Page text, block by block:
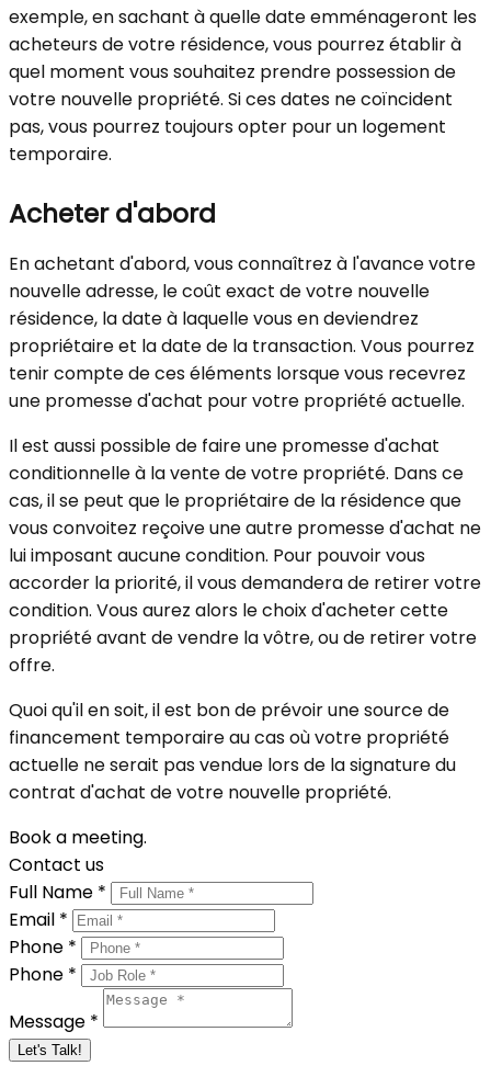
exemple, en sachant à quelle date emménageront les
acheteurs de votre résidence, vous pourrez établir à
quel moment vous souhaitez prendre possession de
votre nouvelle propriété. Si ces dates ne coïncident
pas, vous pourrez toujours opter pour un logement
temporaire.
Acheter d'abord
En achetant d'abord, vous connaîtrez à l'avance votre
nouvelle adresse, le coût exact de votre nouvelle
résidence, la date à laquelle vous en deviendrez
propriétaire et la date de la transaction. Vous pourrez
tenir compte de ces éléments lorsque vous recevrez
une promesse d'achat pour votre propriété actuelle.
Il est aussi possible de faire une promesse d'achat
conditionnelle à la vente de votre propriété. Dans ce
cas, il se peut que le propriétaire de la résidence que
vous convoitez reçoive une autre promesse d'achat ne
lui imposant aucune condition. Pour pouvoir vous
accorder la priorité, il vous demandera de retirer votre
condition. Vous aurez alors le choix d'acheter cette
propriété avant de vendre la vôtre, ou de retirer votre
offre.
Quoi qu'il en soit, il est bon de prévoir une source de
financement temporaire au cas où votre propriété
actuelle ne serait pas vendue lors de la signature du
contrat d'achat de votre nouvelle propriété.
Book a meeting.
Contact us
Full Name *
Email *
Phone *
Phone *
Message *
Let's Talk!